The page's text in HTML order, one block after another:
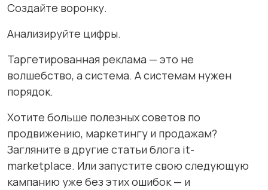
Создайте воронку.
Анализируйте цифры.
Таргетированная реклама — это не
волшебство, а система. А системам нужен
порядок.
Хотите больше полезных советов по
продвижению, маркетингу и продажам?
Загляните в другие статьи блога it-
marketplace. Или запустите свою следующую
кампанию уже без этих ошибок — и